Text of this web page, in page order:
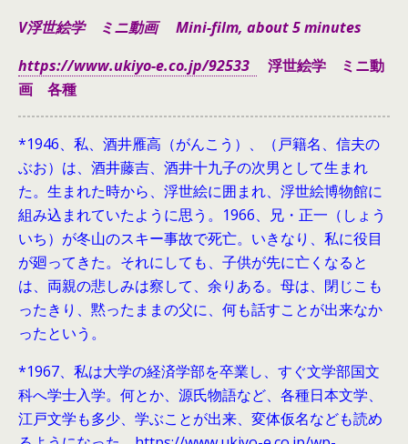
V浮世絵学 ミニ動画 Mini-film, about 5 minutes
https://www.ukiyo-e.co.jp/92533
浮世絵学 ミニ動
画 各種
*1946、 私、酒井雁高（がんこう）、（戸籍名、信夫の
ぶお）は、酒井藤吉、酒井十九子の次男として生まれ
た。生まれた時から、浮世絵に囲まれ、浮世絵博物館に
組み込まれていたように思う。1966、兄・正一（しょう
いち）が冬山のスキー事故で死亡。いきなり、私に役目
が廻ってきた。それにしても、子供が先に亡くなると
は、両親の悲しみは察して、余りある。母は、閉じこも
ったきり、黙ったままの父に、何も話すことが出来なか
ったという。
*1967、私は大学の経済学部を卒業し、すぐ文学部国文
科へ学士入学。何とか、源氏物語など、各種日本文学、
江戸文学も多少、学ぶことが出来、変体仮名なども読め